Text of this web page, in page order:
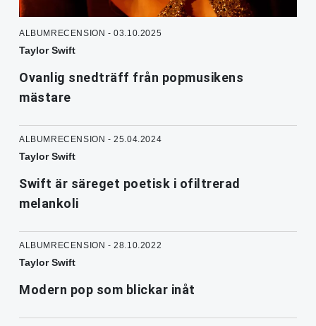
ALBUMRECENSION - 03.10.2025
Taylor Swift
Ovanlig snedträff från popmusikens
mästare
ALBUMRECENSION - 25.04.2024
Taylor Swift
Swift är säreget poetisk i ofiltrerad
melankoli
ALBUMRECENSION - 28.10.2022
Taylor Swift
Modern pop som blickar inåt